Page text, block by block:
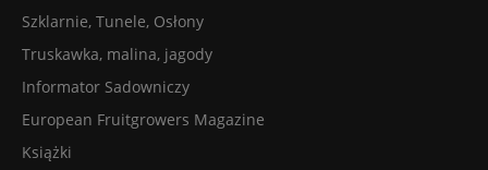
Szklarnie, Tunele, Osłony
Truskawka, malina, jagody
Informator Sadowniczy
European Fruitgrowers Magazine
Książki